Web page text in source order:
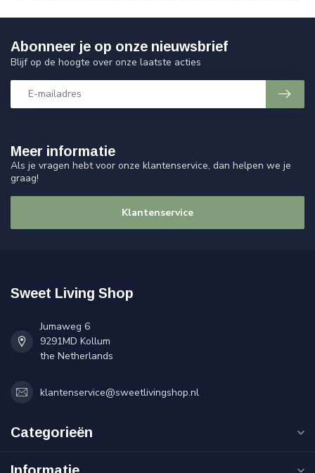
Meer informatie
Als je vragen hebt voor onze klantenservice, dan helpen we je
graag!
Klantenservice
Abonneer je op onze nieuwsbrief
Blijf op de hoogte over onze laatste acties
Sweet Living Shop
Jumaweg 6
9291MD Kollum
the Netherlands
klantenservice@sweetlivingshop.nl
Categorieën